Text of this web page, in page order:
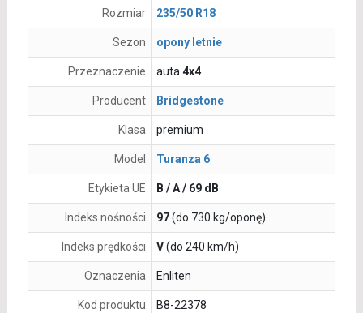
Rozmiar 235/50 R18
Sezon opony letnie
Przeznaczenie auta 4x4
Producent Bridgestone
Klasa premium
Model Turanza 6
Etykieta UE B / A / 69 dB
Indeks nośności 97(do 730 kg/oponę)
Indeks prędkości V(do 240 km/h)
Oznaczenia Enliten
Kod produktu B8-22378